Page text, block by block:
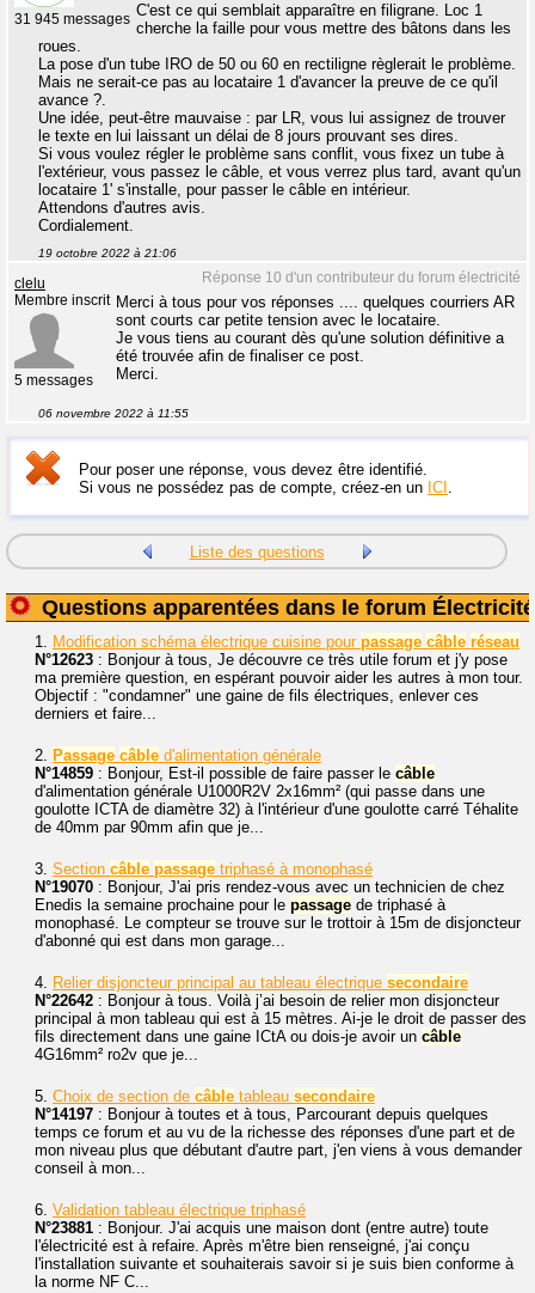
31 945 messages C'est ce qui semblait apparaître en filigrane. Loc 1
cherche la faille pour vous mettre des bâtons dans les
roues.
La pose d'un tube IRO de 50 ou 60 en rectiligne règlerait le problème.
Mais ne serait-ce pas au locataire 1 d'avancer la preuve de ce qu'il
avance ?.
Une idée, peut-être mauvaise : par LR, vous lui assignez de trouver
le texte en lui laissant un délai de 8 jours prouvant ses dires.
Si vous voulez régler le problème sans conflit, vous fixez un tube à
l'extérieur, vous passez le câble, et vous verrez plus tard, avant qu'un
locataire 1' s'installe, pour passer le câble en intérieur.
Attendons d'autres avis.
Cordialement.
19 octobre 2022 à 21:06
Réponse 10 d'un contributeur du forum électricité
clelu
Membre inscrit
5 messages
Merci à tous pour vos réponses .... quelques courriers AR
sont courts car petite tension avec le locataire.
Je vous tiens au courant dès qu'une solution définitive a
été trouvée afin de finaliser ce post.
Merci.
06 novembre 2022 à 11:55
Pour poser une réponse, vous devez être identifié.
Si vous ne possédez pas de compte, créez-en un ICI .
Liste des questions
Questions apparentées dans le forum Électricité
1. Modification schéma électrique cuisine pour passage câble réseau
N°12623 : Bonjour à tous, Je découvre ce très utile forum et j'y pose
ma première question, en espérant pouvoir aider les autres à mon tour.
Objectif : "condamner" une gaine de fils électriques, enlever ces
derniers et faire...
2. Passage câble d'alimentation générale
N°14859 : Bonjour, Est-il possible de faire passer le câble
d'alimentation générale U1000R2V 2x16mm² (qui passe dans une
goulotte ICTA de diamètre 32) à l'intérieur d'une goulotte carré Téhalite
de 40mm par 90mm afin que je...
3. Section câble passage triphasé à monophasé
N°19070 : Bonjour, J'ai pris rendez-vous avec un technicien de chez
Enedis la semaine prochaine pour le passage de triphasé à
monophasé. Le compteur se trouve sur le trottoir à 15m de disjoncteur
d'abonné qui est dans mon garage...
4. Relier disjoncteur principal au tableau électrique secondaire
N°22642 : Bonjour à tous. Voilà j’ai besoin de relier mon disjoncteur
principal à mon tableau qui est à 15 mètres. Ai-je le droit de passer des
fils directement dans une gaine ICtA ou dois-je avoir un câble
4G16mm² ro2v que je...
5. Choix de section de câble tableau secondaire
N°14197 : Bonjour à toutes et à tous, Parcourant depuis quelques
temps ce forum et au vu de la richesse des réponses d'une part et de
mon niveau plus que débutant d'autre part, j'en viens à vous demander
conseil à mon...
6. Validation tableau électrique triphasé
N°23881 : Bonjour. J'ai acquis une maison dont (entre autre) toute
l'électricité est à refaire. Après m'être bien renseigné, j'ai conçu
l'installation suivante et souhaiterais savoir si je suis bien conforme à
la norme NF C...